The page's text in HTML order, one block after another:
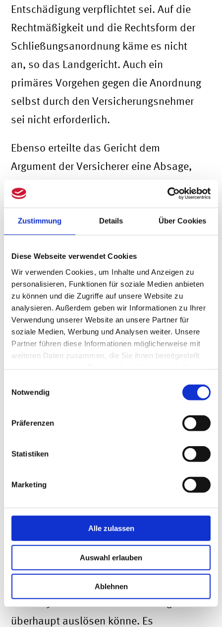
Zustimmung Details Über Cookies
Diese Webseite verwendet Cookies
Wir verwenden Cookies, um Inhalte und Anzeigen zu
personalisieren, Funktionen für soziale Medien anbieten
zu können und die Zugriffe auf unsere Website zu
analysieren. Außerdem geben wir Informationen zu Ihrer
Verwendung unserer Website an unsere Partner für
soziale Medien, Werbung und Analysen weiter. Unsere
Partner führen diese Informationen möglicherweise mit
weiteren Daten zusammen, die Sie ihnen bereitgestellt
Notwendig
Präferenzen
Statistiken
Marketing
Alle zulassen
Auswahl erlauben
Ablehnen
Entschädigung verpflichtet sei. Auf die
Rechtmäßigkeit und die Rechtsform der
Schließungsanordnung käme es nicht
an, so das Landgericht. Auch ein
primäres Vorgehen gegen die Anordnung
selbst durch den Versicherungsnehmer
sei nicht erforderlich.
Ebenso erteilte das Gericht dem
Argument der Versicherer eine Absage,
dass ein Auftreten einer Erkrankung im
versicherten Betrieb selbst erforderlich
sei. Es argumentierte, dass es nach den
Versicherungsbedingungen lediglich
darauf ankomme, dass der Betrieb des
Klägers aufgrund des
Infektionsschutzgesetzes geschlossen
worden sei. Die einschlägige
Allgemeinverfügung und nachfolgende
Verordnung habe sich dementsprechend
ausdrücklich auf die §§ 28-32 IfSG
bezogen.
Ebenso dürfe ein Gastwirt nicht auf einen
Außer-Haus-Verkauf verwiesen werden,
wenn dies keine unternehmerische
unzumutbar sei – so das Landgericht.
Corona löst Versicherungsfall aus
Daneben entschied das Gericht den
primär bestehenden Streitpunkt, ob das
Covid-19-Virus einen Versicherungsfall
überhaupt auslösen könne. Es